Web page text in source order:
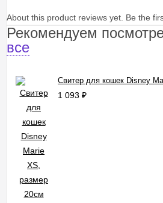
About this product reviews yet. Be the
Рекомендуем
все
Свитер для кошек Disney
1 093 ₽